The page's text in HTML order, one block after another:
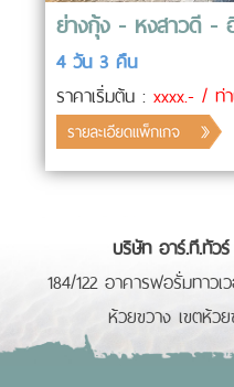
ย่างกุ้ง - หงสาวดี -
4 วัน 3 คืน
ราคาเริ่มต้น : xxxx.- / ท่
บริษัท อาร์.ที.ทัว
184/122 อาคารฟอรั่มทาว
ห้วยขวาง เขตห้ว